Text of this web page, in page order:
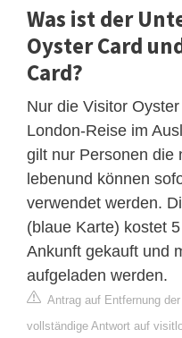
Was ist der
Oyster Card
Card?
Nur die Visitor
London-Reise im
gilt nur Personen die
lebenund können
verwendet werden.
(blaue Karte) kostet
Ankunft gekauft und
aufgeladen werden.
Antrag auf Entfernung
vollständige Antwort auf